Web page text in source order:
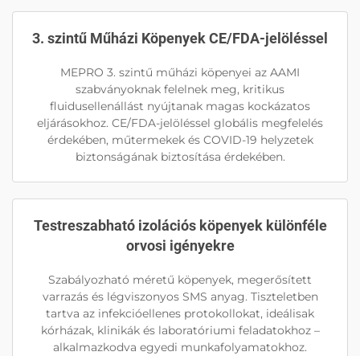
3. szintű Műházi Köpenyek CE/FDA-jelöléssel
MEPRO 3. szintű műházi köpenyei az AAMI
szabványoknak felelnek meg, kritikus
fluidusellenállást nyújtanak magas kockázatos
eljárásokhoz. CE/FDA-jelöléssel globális megfelelés
érdekében, műtermekek és COVID-19 helyzetek
biztonságának biztosítása érdekében.
Testreszabható izolációs köpenyek különféle
orvosi igényekre
Szabályozható méretű köpenyek, megerősített
varrazás és légviszonyos SMS anyag. Tiszteletben
tartva az infekcióellenes protokollokat, ideálisak
kórházak, klinikák és laboratóriumi feladatokhoz –
alkalmazkodva egyedi munkafolyamatokhoz.